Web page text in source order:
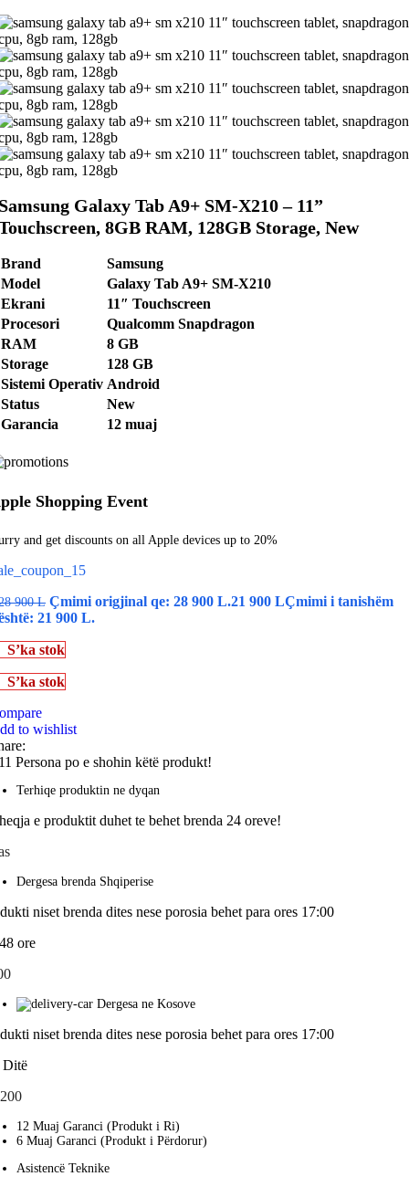
Galaxy Tab A9+ SM-X210 – 11”
8GB RAM, 128GB Storage, New
Brand
Samsung
Model
Galaxy Tab A9+ SM-X210
Ekrani
11″ Touchscreen
Procesori
Qualcomm Snapdragon
RAM
8 GB
Storage
128 GB
Sistemi Operativ Android
Status
New
Garancia
12 muaj
Shopping Event
and get discounts on all Apple devices up to 20%
900L Çmimi origjinal qe: 28 900 L.21 900 LÇmimi i tanishëm
21 900 L.
S’ka stok
S’ka stok
to wishlist
Persona po e shohin këtë produkt!
Terhiqe produktin ne dyqan
e produktit duhet te behet brenda 24 oreve!
Dergesa brenda Shqiperise
niset brenda dites nese porosia behet para ores 17:00
ore
Dergesa ne Kosove
niset brenda dites nese porosia behet para ores 17:00
Ditë
12 Muaj Garanci (Produkt i Ri)
6 Muaj Garanci (Produkt i Përdorur)
Asistencë Teknike